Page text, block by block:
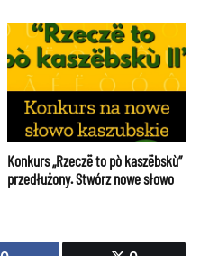
Konkurs „Rzeczë to pò kaszëbskù”
przedłużony. Stwórz nowe słowo